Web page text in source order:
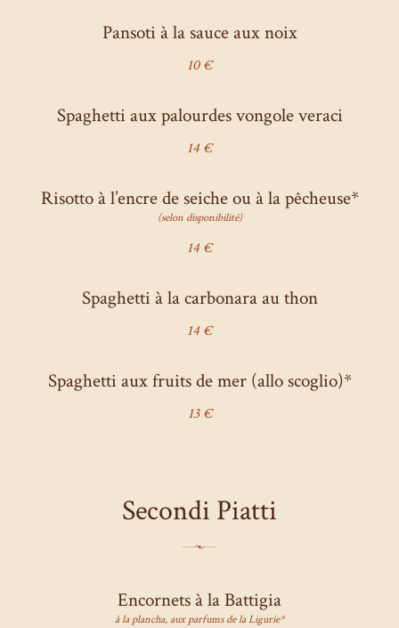
Pansoti à la sauce aux noix
10 €
Spaghetti aux palourdes vongole veraci
14 €
Risotto à l’encre de seiche ou à la pêcheuse*
(selon disponibilité)
14 €
Spaghetti à la carbonara au thon
14 €
Spaghetti aux fruits de mer (allo scoglio)*
13 €
Secondi Piatti
Encornets à la Battigia
à la plancha, aux parfums de la Ligurie*